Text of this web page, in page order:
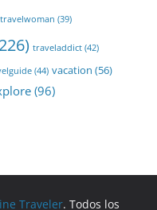
(39)
traveladdict (42)
(44) vacation (56)
(96)
Traveler. Todos los